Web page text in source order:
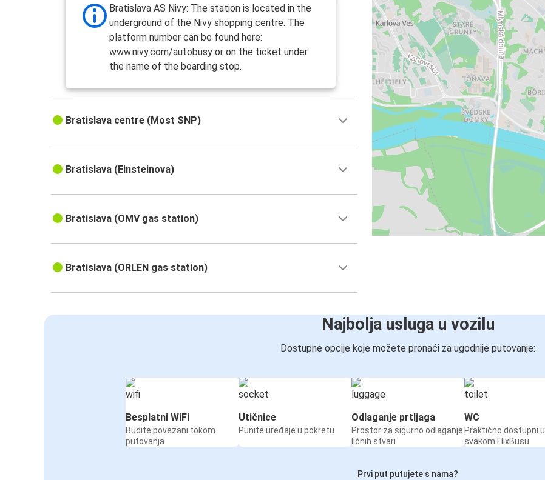
Bratislava AS Nivy: The station is located in the
underground of the Nivy shopping centre. The
platform number can be found here:
www.nivy.com/autobusy or on the ticket under
the name of the boarding stop.
Bratislava centre (Most SNP)
Bratislava (Einsteinova)
Bratislava (OMV gas station)
Bratislava (ORLEN gas station)
Najbolja usluga u vozilu
Dostupne opcije koje možete pronaći za ugodnije putovanje:
Besplatni WiFi
Budite povezani tokom
putovanja
Utičnice
Punite uređaje u pokretu
Odlaganje prtljaga
Prostor za sigurno odlaganje
ličnih stvari
WC
Praktično dostupni u
svakom FlixBusu
Prvi put putujete s nama?